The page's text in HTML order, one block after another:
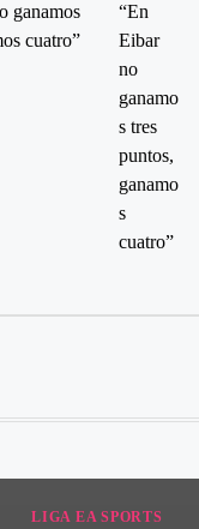
ganamos
cuatro”
LIGA EA SPORTS